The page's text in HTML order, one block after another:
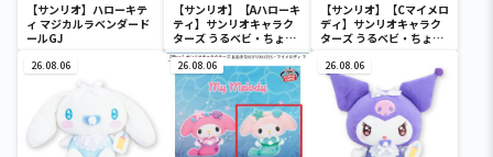
【サンリオ】ハローキテ
ィ マジカルラベンダード
ールGJ
【サンリオ】【Aハローキ
ティ】サンリオキャラク
ターズ うるベビ・ちょい
デカドール
【サンリオ】【Cマイメロ
ディ】サンリオキャラク
ターズ うるベビ・ちょい
26.08.06 26.08.06 26.08.06